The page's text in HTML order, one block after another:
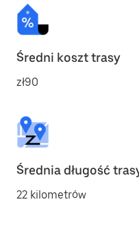
Średni koszt trasy
zł90
Średnia długość
22 kilometrów